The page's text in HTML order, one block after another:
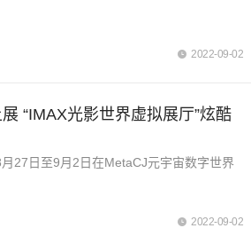
2022-09-02
“IMAX光影世界虚拟展厅”炫酷
27日至9月2日在MetaCJ元宇宙数字世界
2022-09-02